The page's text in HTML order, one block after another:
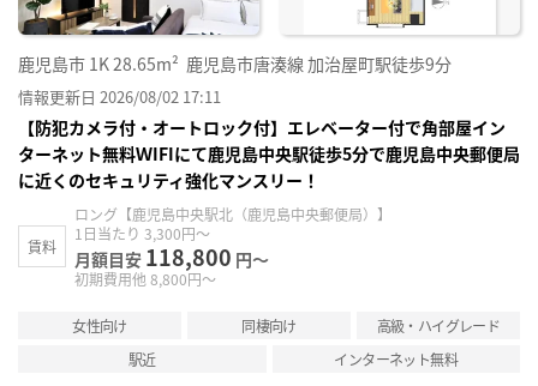
鹿児島市 1K28.65m² 鹿児島市唐湊線 加治屋町駅徒歩9分
情報更新日 2026/08/02 17:11
【防犯カメラ付・オートロック付】エレベーター付で角部屋イン
ターネット無料ＷIFIにて鹿児島中央駅徒歩5分で鹿児島中央郵便局
に近くのセキュリティ強化マンスリー！
賃料
ロング【鹿児島中央駅北（鹿児島中央郵便局）】
1日当たり 3,300円～
月額目安 118,800 円～
初期費用他 8,800円～
女性向け 同棲向け
高級・ハイグレード
駅近
インターネット無料